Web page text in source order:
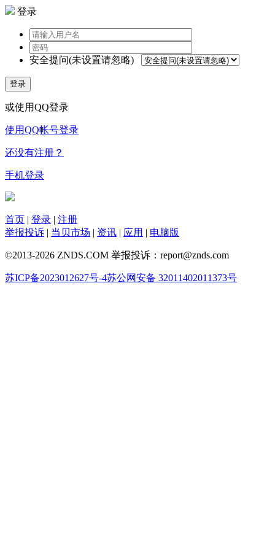
登录
安全提问(未设置请忽略)
登录
或使用QQ登录
使用QQ帐号登录
还没有注册？
手机登录
首页 | 登录 | 注册
举报投诉 | 当贝市场 | 资讯 | 应用 | 电脑版
©2013-2026 ZNDS.COM 举报投诉：report@znds.com
苏ICP备2023012627号-4苏公网安备 32011402011373号